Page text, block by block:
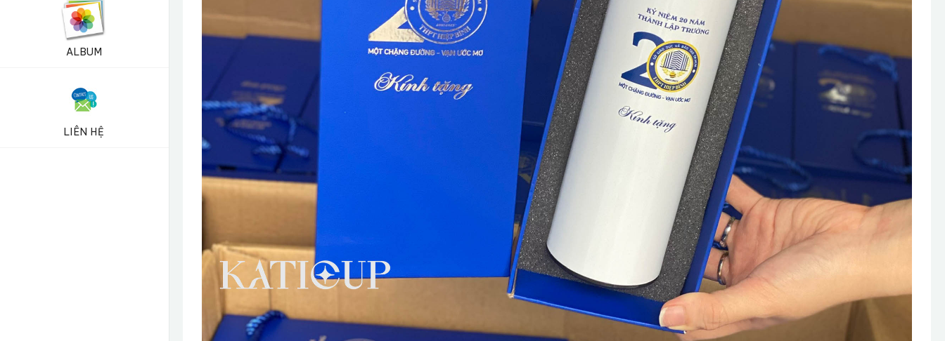
ALBUM
LIÊN HỆ